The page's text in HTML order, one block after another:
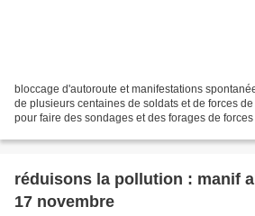
bloccage d'autoroute et manifestations
de plusieurs centaines de soldats et de forces
pour faire des sondages et des forages de
réduisons la pollution : manif
17 novembre